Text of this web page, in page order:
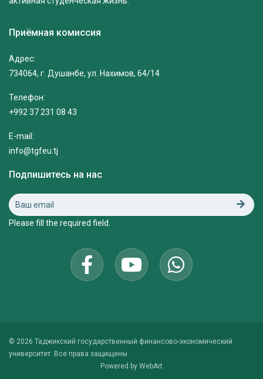
Приёмная комиссия
Адрес:
734064, г. Душанбе, ул. Нахимов, 64/14
Телефон:
+992 37 231 08 43
E-mail:
info@tgfeu.tj
Подпишитесь на нас
Please fill the required field.
© 2026 Таджикский государственный финансово-экономический
университет. Все права защищены.
Powered by WebArt